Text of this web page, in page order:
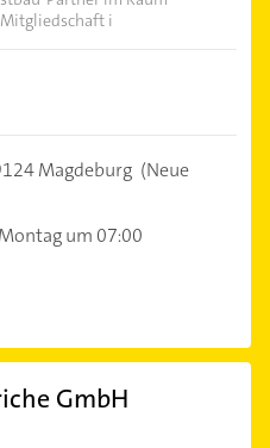
i
Magdeburg (Neue
um 07:00
GmbH